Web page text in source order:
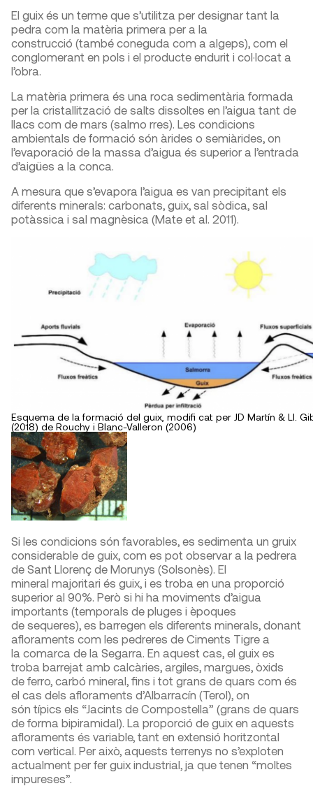
El guix és un terme que s’utilitza per designar tant la
pedra com la matèria primera per a la
construcció (també coneguda com a algeps), com el
conglomerant en pols i el producte endurit i col·locat a
l’obra.
La matèria primera és una roca sedimentària formada
per la cristallització de salts dissoltes en l’aigua tant de
llacs com de mars (salmo rres). Les condicions
ambientals de formació són àrides o semiàrides, on
l’evaporació de la massa d’aigua és superior a l’entrada
d’aigües a la conca.
A mesura que s’evapora l’aigua es van precipitant els
diferents minerals: carbonats, guix, sal sòdica, sal
potàssica i sal magnèsica (Mate et al. 2011).
Esquema de la formació del guix, modifi cat per JD Martín & Ll.
(2018) de Rouchy i Blanc-Valleron (2006)
Si les condicions són favorables, es sedimenta un gruix
considerable de guix, com es pot observar a la pedrera
de Sant Llorenç de Morunys (Solsonès). El
mineral majoritari és guix, i es troba en una proporció
superior al 90%. Però si hi ha moviments d’aigua
importants (temporals de pluges i èpoques
de sequeres), es barregen els diferents minerals, donant
afloraments com les pedreres de Ciments Tigre a
la comarca de la Segarra. En aquest cas, el guix es
troba barrejat amb calcàries, argiles, margues, òxids
de ferro, carbó mineral, fins i tot grans de quars com és
el cas dels afloraments d’Albarracín (Terol), on
són típics els “Jacints de Compostella” (grans de quars
de forma bipiramidal). La proporció de guix en aquests
afloraments és variable, tant en extensió horitzontal
com vertical. Per això, aquests terrenys no s’exploten
actualment per fer guix industrial, ja que tenen “moltes
impureses”.